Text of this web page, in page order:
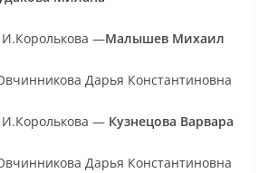
—Малышев Михаил
Дарья Константиновна
— Кузнецова Варвара
Дарья Константиновна